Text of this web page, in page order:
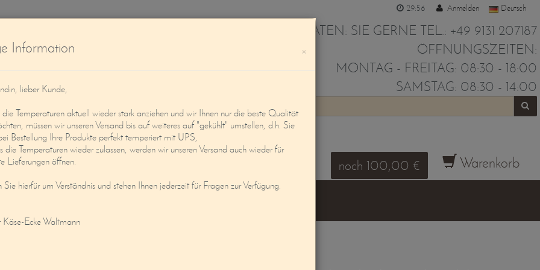
29:56 Anmelden Deutsch
WIR BERATEN: SIE GERNE TEL.: +49 9131 207187
ÖFFNUNGSZEITEN:
MONTAG - FREITAG: 08:30 - 18:00
SAMSTAG: 08:30 - 14:00
Service noch 100,00 € Warenkorb
Information ×
lieber Kunde,
Temperaturen aktuell wieder stark anziehen und wir Ihnen nur die beste Qualität
müssen wir unseren Versand bis auf weiteres auf "gekühlt" umstellen, d.h. Sie
Bestellung Ihre Produkte perfekt temperiert mit UPS,
die Temperaturen wieder zulassen, werden wir unseren Versand auch wieder für
Lieferungen öffnen.
hierfür um Verständnis und stehen Ihnen jederzeit für Fragen zur Verfügung.
Käse-Ecke Waltmann
MIT GLASGLOCKE UND HOLZBRETT